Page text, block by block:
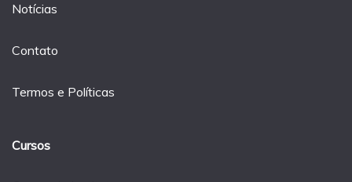
Notícias
Contato
Termos e Políticas
Cursos